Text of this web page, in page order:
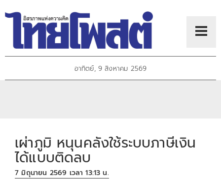
อาทิตย์, 9 สิงหาคม 2569
เผ่าภูมิ หนุนคลังใช้ระบบภาษีเงิน
ได้แบบติดลบ
7 มิถุนายน 2569 เวลา 13:13 น.